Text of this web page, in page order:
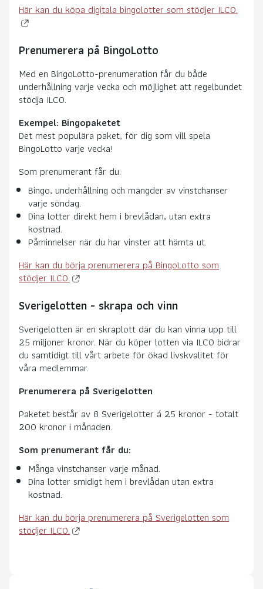
Här kan du köpa digitala bingolotter som stödjer ILCO.
Prenumerera på BingoLotto
Med en BingoLotto-prenumeration får du både
underhållning varje vecka och möjlighet att regelbundet
stödja ILCO.
Exempel: Bingopaketet
Det mest populära paket, för dig som vill spela
BingoLotto varje vecka!
Som prenumerant får du:
Bingo, underhållning och mängder av vinstchanser
varje söndag.
Dina lotter direkt hem i brevlådan, utan extra
kostnad.
Påminnelser när du har vinster att hämta ut.
Här kan du börja prenumerera på BingoLotto som
stödjer ILCO.
Sverigelotten - skrapa och vinn
Sverigelotten är en skraplott där du kan vinna upp till
25 miljoner kronor. När du köper lotten via ILCO bidrar
du samtidigt till vårt arbete för ökad livskvalitet för
våra medlemmar.
Prenumerera på Sverigelotten
Paketet består av 8 Sverigelotter á 25 kronor - totalt
200 kronor i månaden.
Som prenumerant får du:
Många vinstchanser varje månad.
Dina lotter smidigt hem i brevlådan utan extra
kostnad.
Här kan du börja prenumerera på Sverigelotten som
stödjer ILCO.